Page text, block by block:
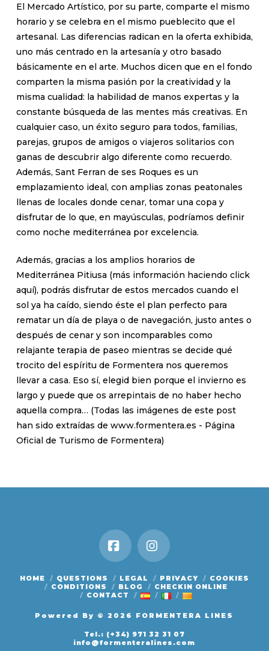
El Mercado Artístico, por su parte, comparte el mismo
horario y se celebra en el mismo pueblecito que el
artesanal. Las diferencias radican en la oferta exhibida,
uno más centrado en la artesanía y otro basado
básicamente en el arte. Muchos dicen que en el fondo
comparten la misma pasión por la creatividad y la
misma cualidad: la habilidad de manos expertas y la
constante búsqueda de las mentes más creativas. En
cualquier caso, un éxito seguro para todos, familias,
parejas, grupos de amigos o viajeros solitarios con
ganas de descubrir algo diferente como recuerdo.
Además, Sant Ferran de ses Roques es un
emplazamiento ideal, con amplias zonas peatonales
llenas de locales donde cenar, tomar una copa y
disfrutar de lo que, en mayúsculas, podríamos definir
como noche mediterránea por excelencia.
Además, gracias a los amplios horarios de
Mediterránea Pitiusa (más información haciendo click
aquí), podrás disfrutar de estos mercados cuando el
sol ya ha caído, siendo éste el plan perfecto para
rematar un día de playa o de navegación, justo antes o
después de cenar y son incomparables como
relajante terapia de paseo mientras se decide qué
trocito del espíritu de Formentera nos queremos
llevar a casa. Eso sí, elegid bien porque el invierno es
largo y puede que os arrepintais de no haber hecho
aquella compra… (Todas las imágenes de este post
han sido extraídas de www.formentera.es - Página
Oficial de Turismo de Formentera)
FacebookInstagram
HOME QUESTIONS LEGAL PRIVACY
COOKIES
CONDITIONS
BLOG
CHECKIN ONLINE
CONTACT
Powered By © 2026 FORMENTERA LINES
Tel.: (+34) 971 32 31 07
info@formenteralines.com